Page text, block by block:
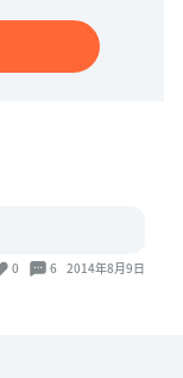
0 6 2014年8月9日